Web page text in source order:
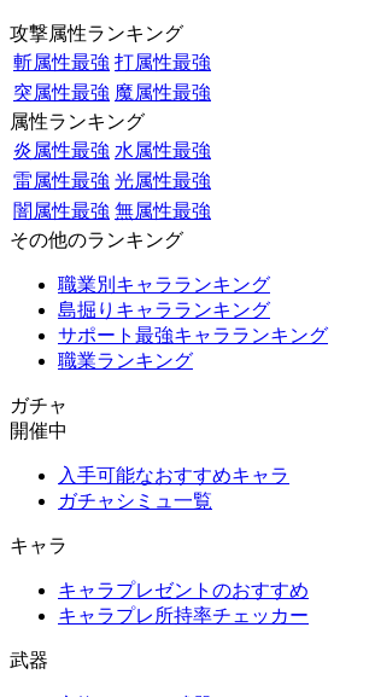
攻撃属性ランキング
斬属性最強 打属性最強
突属性最強 魔属性最強
属性ランキング
炎属性最強 水属性最強
雷属性最強 光属性最強
闇属性最強 無属性最強
その他のランキング
職業別キャラランキング
島掘りキャラランキング
サポート最強キャラランキング
職業ランキング
ガチャ
開催中
入手可能なおすすめキャラ
ガチャシミュ一覧
キャラ
キャラプレゼントのおすすめ
キャラプレ所持率チェッカー
武器